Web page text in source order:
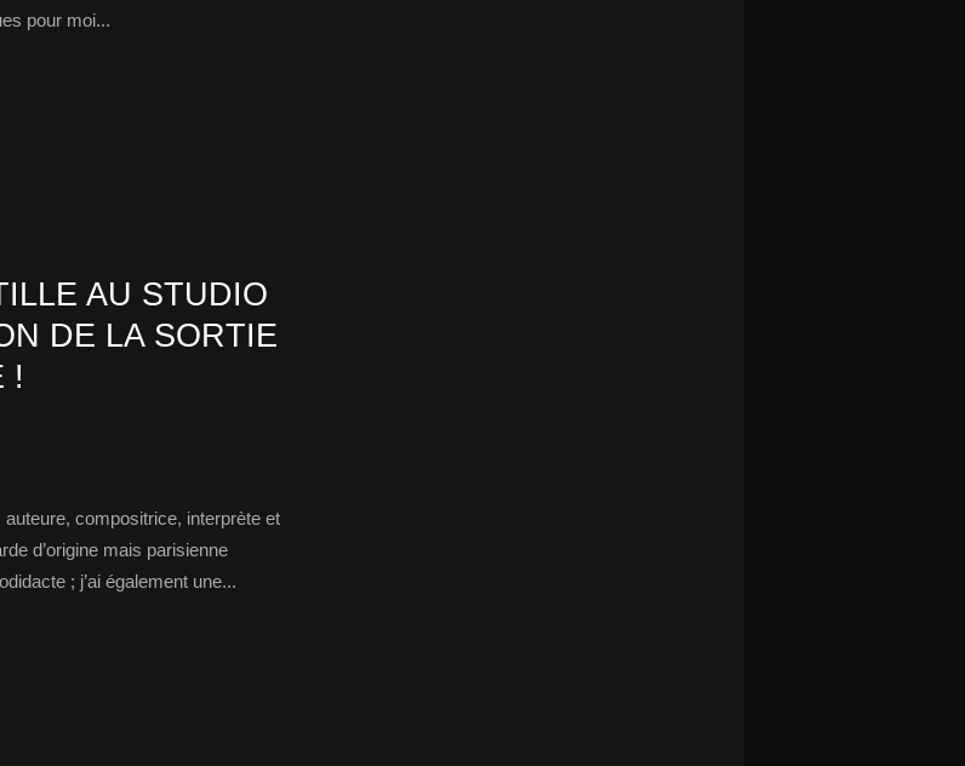
pour moi...
AU STUDIO
DE LA SORTIE
!
compositrice, interprète et
d’origine mais parisienne
; j’ai également une...